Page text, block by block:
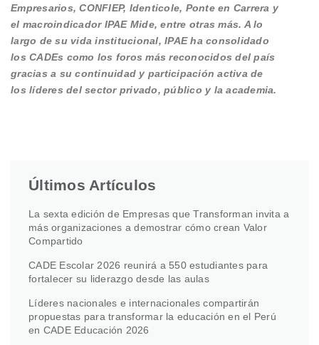
Empresarios, CONFIEP, Identicole, Ponte en Carrera y
el macroindicador IPAE Mide, entre otras más. A lo
largo de su vida institucional, IPAE ha consolidado
los CADEs como los foros más reconocidos del país
gracias a su continuidad y participación activa de
los líderes del sector privado, público y la academia.
Últimos Artículos
La sexta edición de Empresas que Transforman invita a
más organizaciones a demostrar cómo crean Valor
Compartido
CADE Escolar 2026 reunirá a 550 estudiantes para
fortalecer su liderazgo desde las aulas
Líderes nacionales e internacionales compartirán
propuestas para transformar la educación en el Perú
en CADE Educación 2026